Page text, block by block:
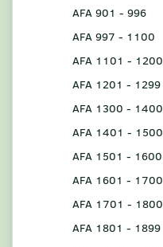
AFA 901 - 996
AFA 997 - 1100
AFA 1101 - 1200
AFA 1201 - 1299
AFA 1300 - 1400
AFA 1401 - 1500
AFA 1501 - 1600
AFA 1601 - 1700
AFA 1701 - 1800
AFA 1801 - 1899